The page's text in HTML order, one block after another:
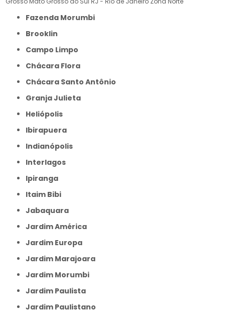
Fazenda Morumbi
Brooklin
Campo Limpo
Chácara Flora
Chácara Santo Antônio
Granja Julieta
Heliópolis
Ibirapuera
Indianópolis
Interlagos
Ipiranga
Itaim Bibi
Jabaquara
Jardim América
Jardim Europa
Jardim Marajoara
Jardim Morumbi
Jardim Paulista
Jardim Paulistano